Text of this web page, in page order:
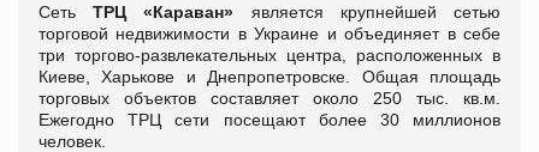
СетьТРЦ «Караван» является крупнейшей сетью
торговой недвижимости в Украине и объединяет в себе
три торгово-развлекательных центра, расположенных в
Киеве, Харькове и Днепропетровске. Общая площадь
торговых объектов составляет около 250 тыс. кв.м.
Ежегодно ТРЦ сети посещают более 30 миллионов
человек.